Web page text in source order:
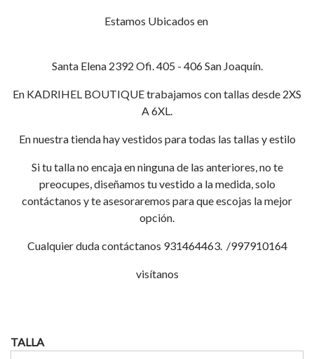
Estamos Ubicados en
Santa Elena 2392 Ofi. 405 - 406 San Joaquín.
En KADRIHEL BOUTIQUE trabajamos con tallas desde 2XS
A 6XL.
En nuestra tienda hay vestidos para todas las tallas y estilo
Si tu talla no encaja en ninguna de las anteriores, no te
preocupes, diseñamos tu vestido a la medida, solo
contáctanos y te asesoraremos para que escojas la mejor
opción.
Cualquier duda contáctanos 931464463. /997910164
visítanos
TALLA